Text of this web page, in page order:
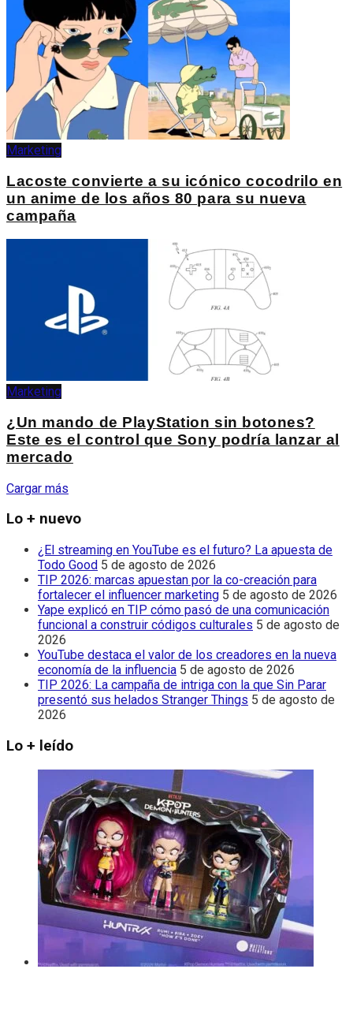
Marketing
Lacoste convierte a su icónico cocodrilo en
un anime de los años 80 para su nueva
campaña
Marketing
¿Un mando de PlayStation sin botones?
Este es el control que Sony podría lanzar al
mercado
Cargar más
Lo + nuevo
¿El streaming en YouTube es el futuro? La apuesta de
Todo Good 5 de agosto de 2026
TIP 2026: marcas apuestan por la co-creación para
fortalecer el influencer marketing 5 de agosto de 2026
Yape explicó en TIP cómo pasó de una comunicación
funcional a construir códigos culturales 5 de agosto de
2026
YouTube destaca el valor de los creadores en la nueva
economía de la influencia 5 de agosto de 2026
TIP 2026: La campaña de intriga con la que Sin Parar
presentó sus helados Stranger Things 5 de agosto de
2026
Lo + leído